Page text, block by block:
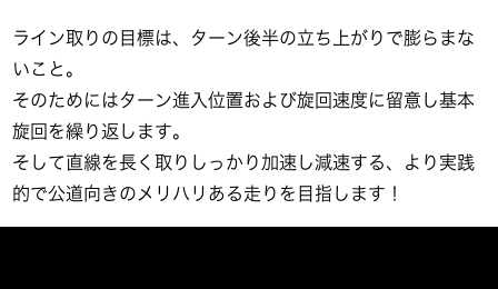
ライン取りの目標は、ターン後半の立ち上がりで膨らまな
いこと。
そのためにはターン進入位置および旋回速度に留意し基本
旋回を繰り返します。
そして直線を長く取りしっかり加速し減速する、より実践
的で公道向きのメリハリある走りを目指します！